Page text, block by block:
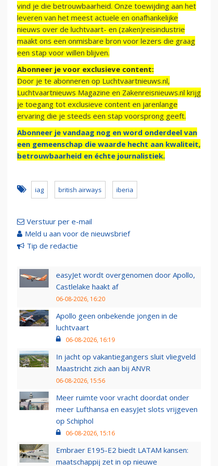
vind je die betrouwbaarheid. Onze toewijding aan het
leveren van het meest actuele en onafhankelijke
nieuws over de luchtvaart- en (zaken)reisindustrie
maakt ons een onmisbare bron voor lezers die graag
een stap voor willen blijven.
Abonneer je voor exclusieve content:
Door je te abonneren op Luchtvaartnieuws.nl,
Luchtvaartnieuws Magazine en Zakenreisnieuws.nl krijg
je toegang tot exclusieve content en jarenlange
ervaring die je steeds een stap voorsprong geeft.
Abonneer je vandaag nog en word onderdeel van
een gemeenschap die waarde hecht aan kwaliteit,
betrouwbaarheid en échte journalistiek.
iag british airways iberia
Verstuur per e-mail
Meld u aan voor de nieuwsbrief
Tip de redactie
easyJet wordt overgenomen door Apollo,
Castlelake haakt af
06-08-2026, 16:20
Apollo geen onbekende jongen in de
luchtvaart
06-08-2026, 16:19
In jacht op vakantiegangers sluit vliegveld
Maastricht zich aan bij ANVR
06-08-2026, 15:56
Meer ruimte voor vracht doordat onder
meer Lufthansa en easyJet slots vrijgeven
op Schiphol
06-08-2026, 15:16
Embraer E195-E2 biedt LATAM kansen:
maatschappij zet in op nieuwe